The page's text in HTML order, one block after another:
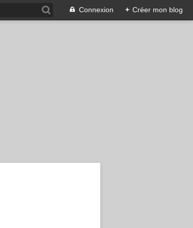
Connexion + Créer mon blog